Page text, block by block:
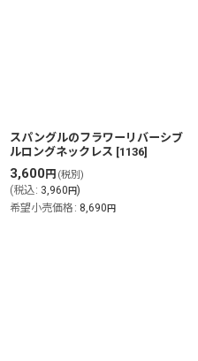
スパングルのフラワーリバーシブ
ルロングネックレス [1136]
3,600円 (税別)
(税込: 3,960円)
希望小売価格 : 8,690円